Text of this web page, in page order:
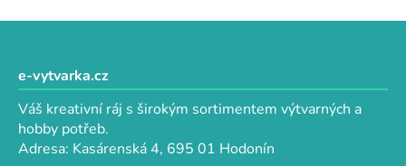
l
a
c
p
e-vytvarka.cz
Váš kreativní ráj s širokým sortimentem výtvarných a
hobby potřeb.
Adresa: Kasárenská 4, 695 01 Hodonín